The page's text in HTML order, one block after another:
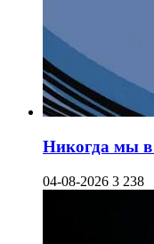
Никогда мы в
04-08-2026 3 238